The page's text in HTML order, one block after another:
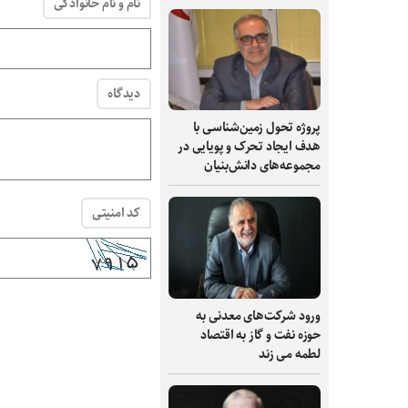
پروژه تحول زمین‌شناسی با
هدف ایجاد تحرک و پویایی در
مجموعه‌های دانش‌بنیان
ورود شرکت‌های معدنی به
حوزه نفت و گاز به اقتصاد
لطمه می زند
دیدگاه
کد امنیتی